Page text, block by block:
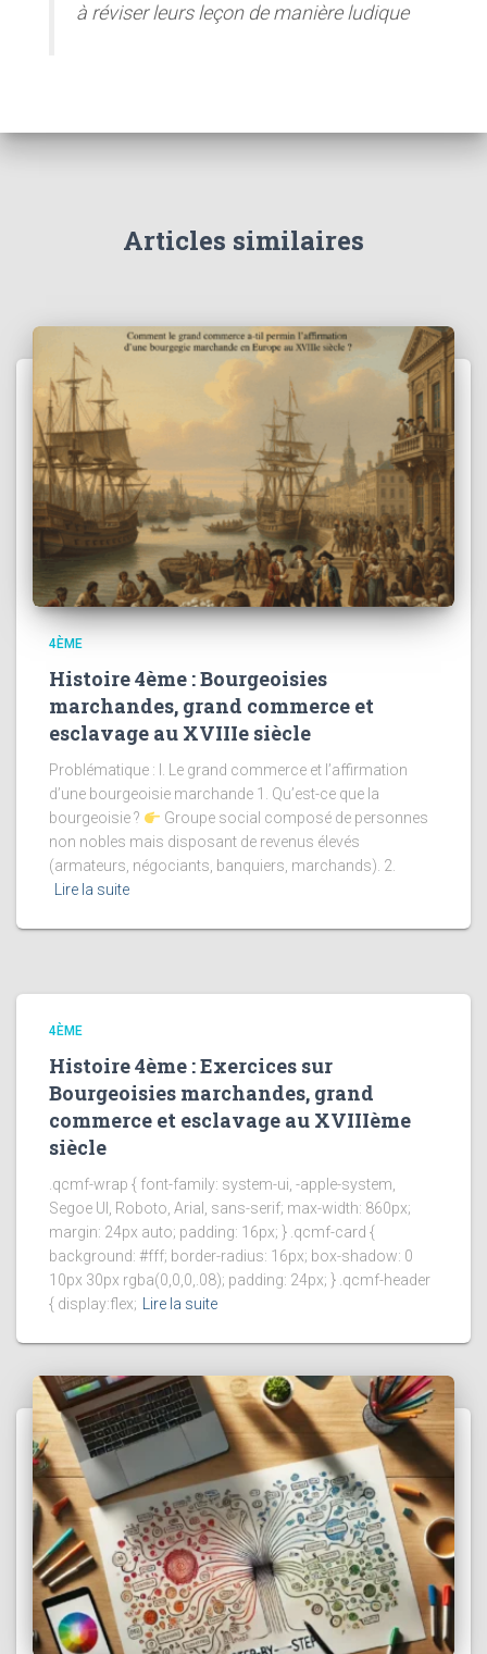
à réviser leurs leçon de manière ludique
Articles similaires
4ÈME
Histoire 4ème : Bourgeoisies
marchandes, grand commerce et
esclavage au XVIIIe siècle
Problématique : I. Le grand commerce et l’affirmation
d’une bourgeoisie marchande 1. Qu’est-ce que la
bourgeoisie ?
Groupe social composé de personnes
non nobles mais disposant de revenus élevés
(armateurs, négociants, banquiers, marchands). 2.
Lire la suite
4ÈME
Histoire 4ème : Exercices sur
Bourgeoisies marchandes, grand
commerce et esclavage au XVIIIème
siècle
.qcmf-wrap { font-family: system-ui, -apple-system,
Segoe UI, Roboto, Arial, sans-serif; max-width: 860px;
margin: 24px auto; padding: 16px; } .qcmf-card {
background: #fff; border-radius: 16px; box-shadow: 0
10px 30px rgba(0,0,0,.08); padding: 24px; } .qcmf-header
{ display:flex; Lire la suite